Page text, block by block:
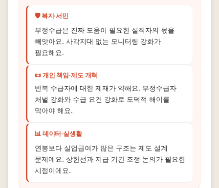
🛡️ 복지·서민
부정수급은 진짜 도움이 필요한 실직자의 몫을
빼앗아요. 사각지대 없는 모니터링 강화가
필요해요.
📜 개인 책임·제도 개혁
반복 수급자에 대한 제재가 약해요. 부정수급자
처벌 강화와 수급 요건 강화로 도덕적 해이를
막아야 해요.
📊 데이터·실생활
연봉보다 실업급여가 많은 구조는 제도 설계
문제예요. 상한선과 지급 기간 조정 논의가 필요한
시점이에요.